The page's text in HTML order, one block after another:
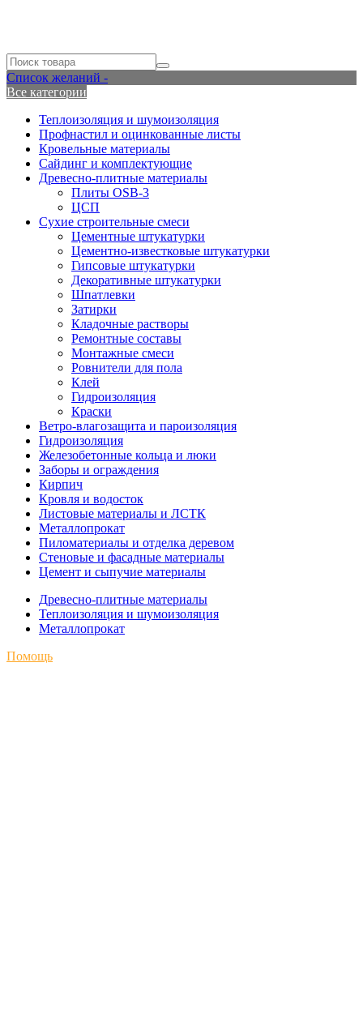
Список желаний -
Все категории
Теплоизоляция и шумоизоляция
Профнастил и оцинкованные листы
Кровельные материалы
Сайдинг и комплектующие
Древесно-плитные материалы
Плиты OSB-3
ЦСП
Сухие строительные смеси
Цементные штукатурки
Цементно-известковые штукатурки
Гипсовые штукатурки
Декоративные штукатурки
Шпатлевки
Затирки
Кладочные растворы
Ремонтные составы
Монтажные смеси
Ровнители для пола
Клей
Гидроизоляция
Краски
Ветро-влагозащита и пароизоляция
Гидроизоляция
Железобетонные кольца и люки
Заборы и ограждения
Кирпич
Кровля и водосток
Листовые материалы и ЛСТК
Металлопрокат
Пиломатериалы и отделка деревом
Стеновые и фасадные материалы
Цемент и сыпучие материалы
Древесно-плитные материалы
Теплоизоляция и шумоизоляция
Металлопрокат
Помощь